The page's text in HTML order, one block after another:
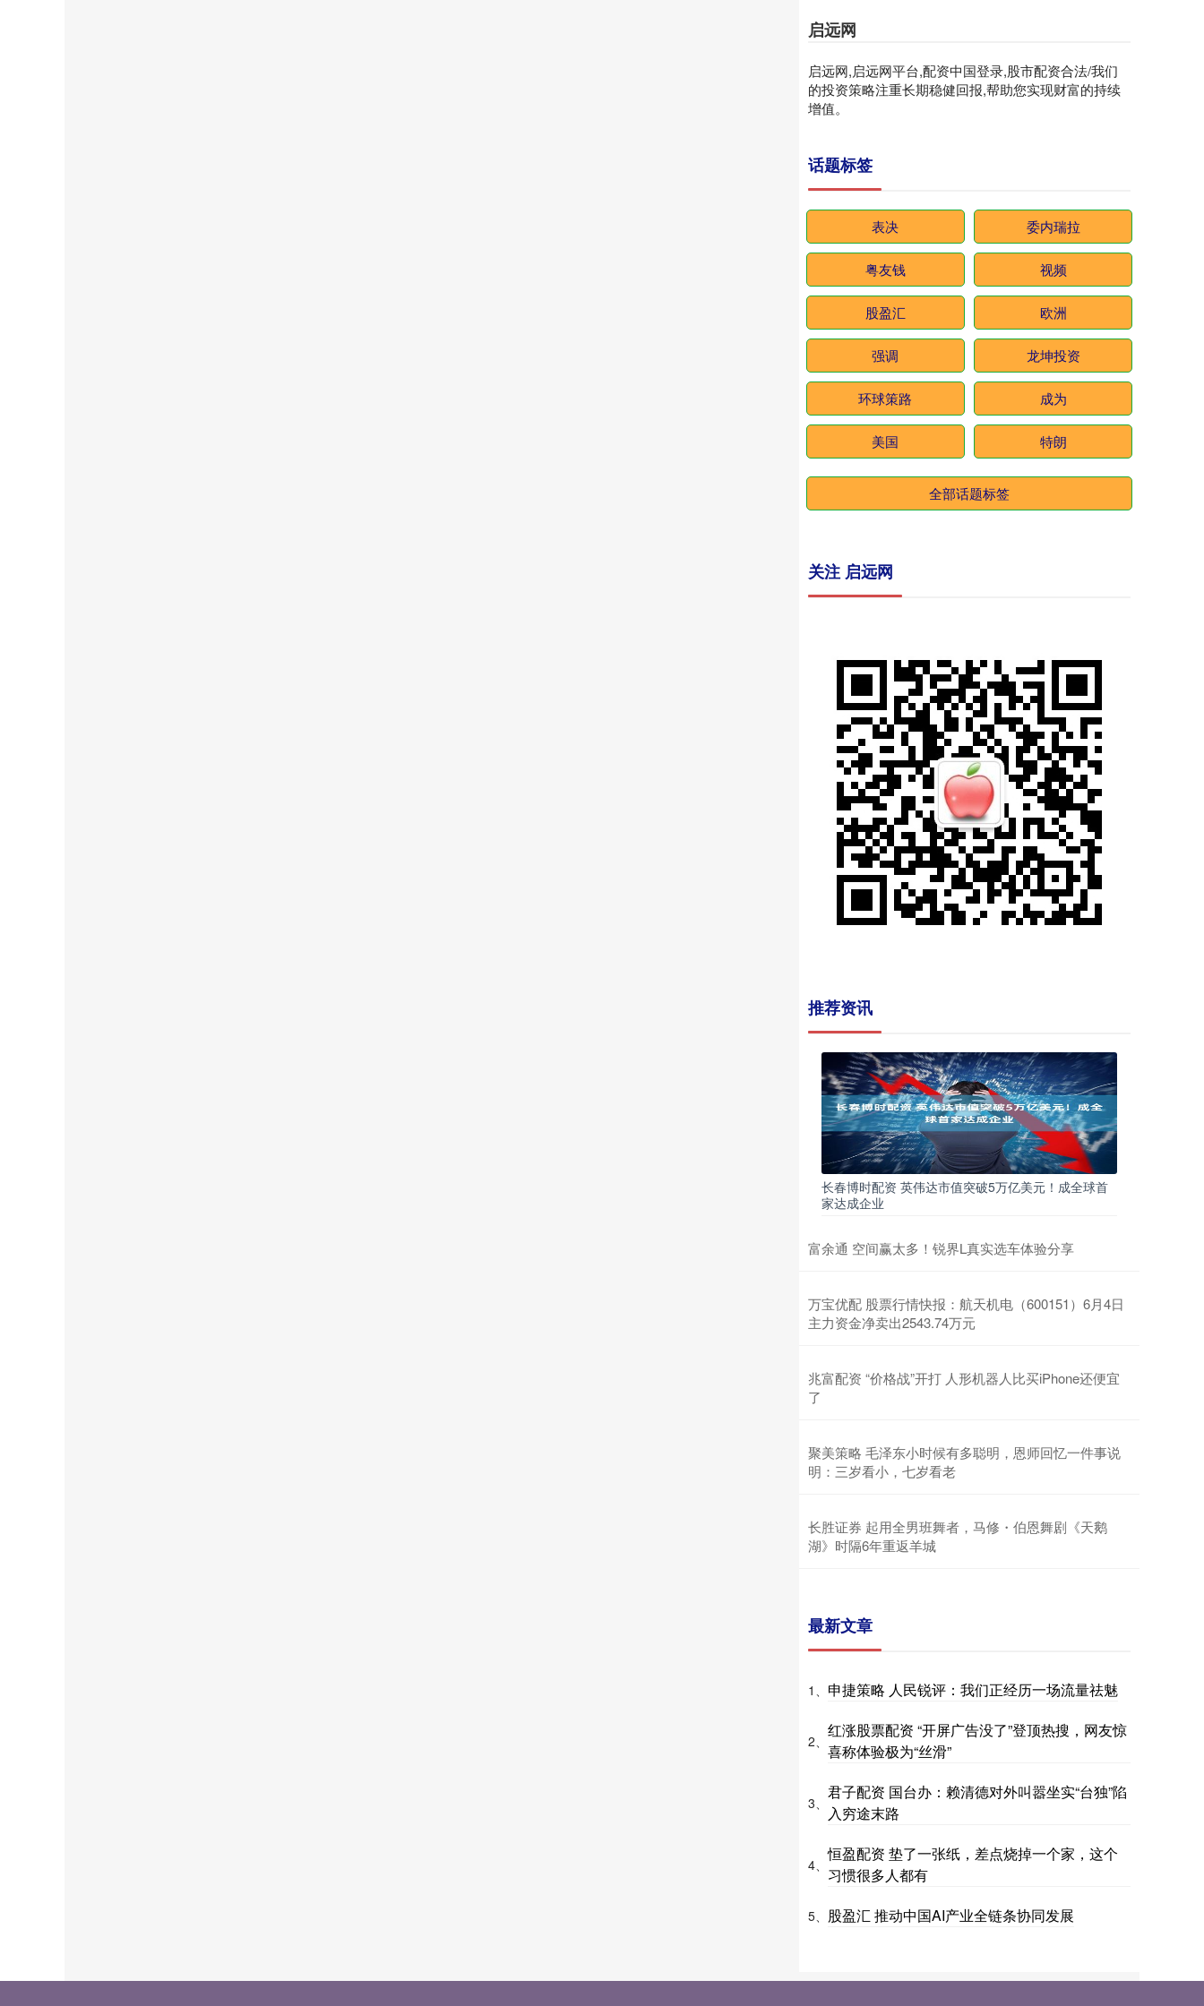
启远网
启远网,启远网平台,配资中国登录,股市配资合法/我们
的投资策略注重长期稳健回报,帮助您实现财富的持续
增值。
话题标签
表决 委内瑞拉
粤友钱 视频
股盈汇 欧洲
强调 龙坤投资
环球策路 成为
美国 特朗
全部话题标签
关注 启远网
推荐资讯
长春博时配资 英伟达市值突破5万亿美元！成全球首
家达成企业
富余通 空间赢太多！锐界L真实选车体验分享
万宝优配 股票行情快报：航天机电（600151）6月4日
主力资金净卖出2543.74万元
兆富配资 “价格战”开打 人形机器人比买iPhone还便宜
了
聚美策略 毛泽东小时候有多聪明，恩师回忆一件事说
明：三岁看小，七岁看老
长胜证券 起用全男班舞者，马修・伯恩舞剧《天鹅
湖》时隔6年重返羊城
最新文章
1、 申捷策略 人民锐评：我们正经历一场流量祛魅
2、
红涨股票配资 “开屏广告没了”登顶热搜，网友惊
喜称体验极为“丝滑”
3、
君子配资 国台办：赖清德对外叫嚣坐实“台独”陷
入穷途末路
4、
恒盈配资 垫了一张纸，差点烧掉一个家，这个
习惯很多人都有
5、 股盈汇 推动中国AI产业全链条协同发展